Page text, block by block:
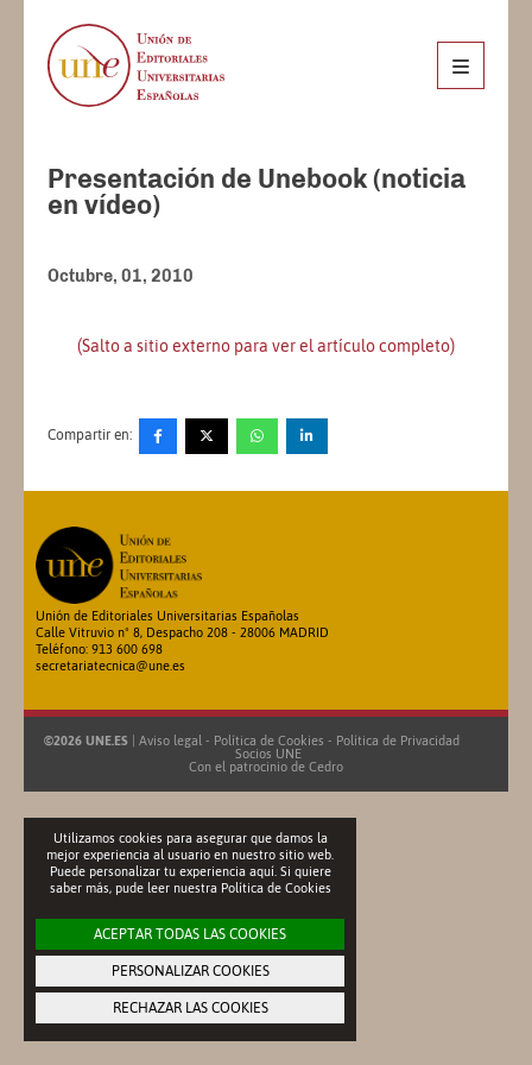
Presentación de Unebook (noticia
en vídeo)
Octubre, 01, 2010
(Salto a sitio externo para ver el artículo completo)
Compartir en:
Unión de Editoriales Universitarias Españolas
Calle Vitruvio nº 8, Despacho 208 - 28006 MADRID
Teléfono: 913 600 698
secretariatecnica@une.es
©2026 UNE.ES Aviso legal - Política de Cookies - Política de Privacidad
Socios UNE
Con el patrocinio de Cedro
Utilizamos cookies para asegurar que damos la
mejor experiencia al usuario en nuestro sitio web.
Puede personalizar tu experiencia aquí. Si quiere
saber más, pude leer nuestra Política de Cookies
ACEPTAR TODAS LAS COOKIES
PERSONALIZAR COOKIES
RECHAZAR LAS COOKIES